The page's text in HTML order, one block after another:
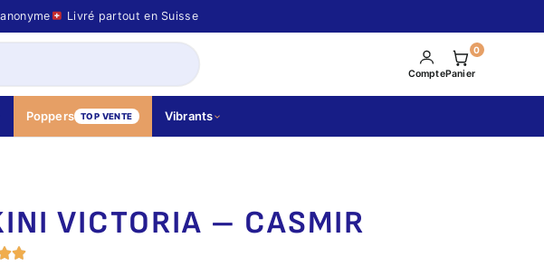
Livré partout en Suisse
ComptePanier
0
Poppers TOP VENTE Vibrants
VICTORIA – CASMIR